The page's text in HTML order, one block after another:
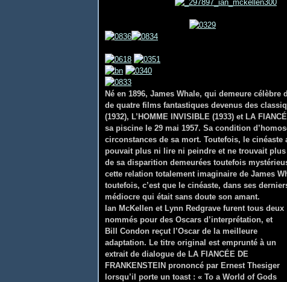
Né en 1896, James Whale, qui demeure
de quatre films fantastiques devenus des
(1932), L’HOMME INVISIBLE (1933) et LA
sa piscine le 29 mai 1957. Sa condition
circonstances de sa mort. Toutefois, le
pouvait plus ni lire ni peindre et ne trouvait plus
de sa disparition demeurées toutefois
cette relation totalement imaginaire de James
toutefois, c’est que le cinéaste, dans ses
médiocre qui était sans doute son amant.
Ian McKellen et Lynn Redgrave furent tous deux
nommés pour des Oscars d’interprétation, et
Bill Condon reçut l’Oscar de la meilleure
adaptation. Le titre original est emprunté à un
extrait de dialogue de LA FIANCÉE DE
FRANKENSTEIN prononcé par Ernest Thesiger
lorsqu’il porte un toast : « To a World of Gods